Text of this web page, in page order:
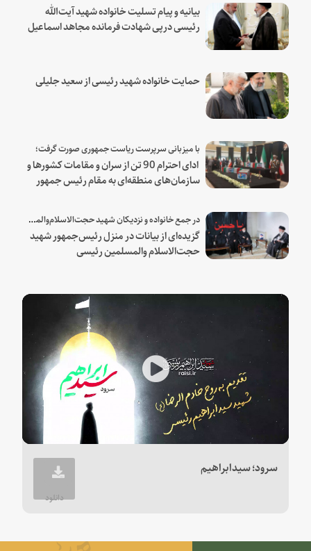
بیانیه و پیام تسلیت خانواده شهید آیت‌الله
رئیسی درپی شهادت فرمانده مجاهد اسماعیل
حمایت خانواده شهید رئیسی از سعید جلیلی
با میزبانی سرپرست ریاست جمهوری صورت گرفت؛
ادای احترام 90 تن از سران و مقامات کشورها و
سازمان‌های منطقه‌ای به مقام رئیس جمهور
در جمع خانواده و نزدیکان شهید حجت‌الاسلام‌والمسلمین رئیسی:
گزیده‌ای از بیانات در منزل رئیس‌جمهور شهید
حجت‌الاسلام والمسلمین رئیسی
Play
Video
سرود؛ سیدابراهیم
دانلود